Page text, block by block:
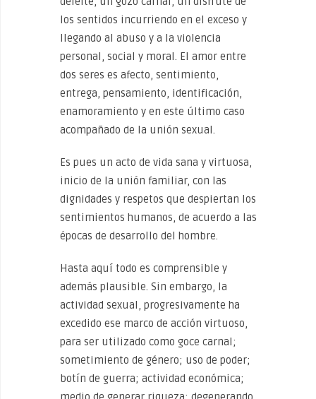
los sentidos incurriendo en el exceso y
llegando al abuso y a la violencia
personal, social y moral. El amor entre
dos seres es afecto, sentimiento,
entrega, pensamiento, identificación,
enamoramiento y en este último caso
acompañado de la unión sexual.
Es pues un acto de vida sana y virtuosa,
inicio de la unión familiar, con las
dignidades y respetos que despiertan los
sentimientos humanos, de acuerdo a las
épocas de desarrollo del hombre.
Hasta aquí todo es comprensible y
además plausible. Sin embargo, la
actividad sexual, progresivamente ha
excedido ese marco de acción virtuoso,
para ser utilizado como goce carnal;
sometimiento de género; uso de poder;
botín de guerra; actividad económica;